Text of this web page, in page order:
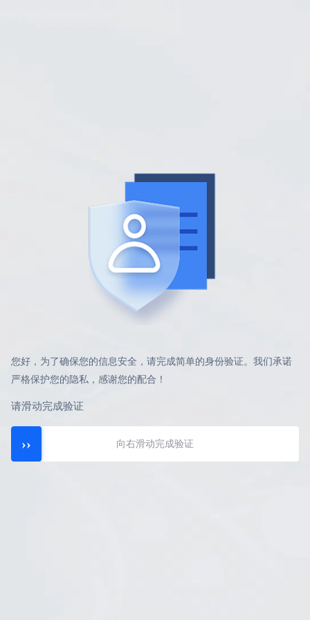
您好，为了确保您的信息安全，请完成简单的身份验证。我们承诺
严格保护您的隐私，感谢您的配合！
请滑动完成验证
向右滑动完成验证
››